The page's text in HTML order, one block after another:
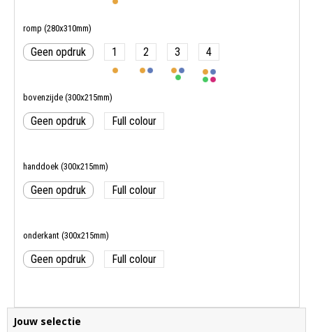
romp (280x310mm)
Geen opdruk 1 2 3 4
bovenzijde (300x215mm)
Geen opdruk Full colour
handdoek (300x215mm)
Geen opdruk Full colour
onderkant (300x215mm)
Geen opdruk Full colour
Jouw selectie